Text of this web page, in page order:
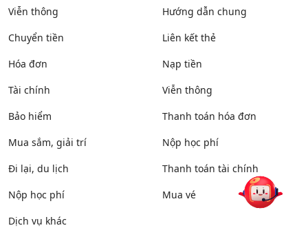
Viễn thông
Chuyển tiền
Hóa đơn
Tài chính
Bảo hiểm
Mua sắm, giải trí
Đi lại, du lịch
Nộp học phí
Dịch vụ khác
Hướng dẫn chung
Liên kết thẻ
Nạp tiền
Viễn thông
Thanh toán hóa đơn
Nộp học phí
Thanh toán tài chính
Mua vé